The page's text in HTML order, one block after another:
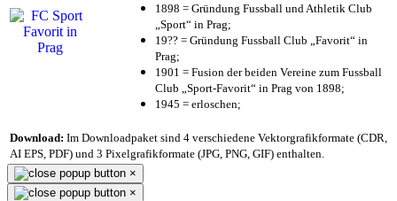
1898 = Gründung Fussball und Athletik Club
„Sport“ in Prag;
19?? = Gründung Fussball Club „Favorit“ in
Prag;
1901 = Fusion der beiden Vereine zum Fussball
Club „Sport-Favorit“ in Prag von 1898;
1945 = erloschen;
Download: Im Downloadpaket sind 4 verschiedene Vektorgrafikformate (CDR,
AI EPS, PDF) und 3 Pixelgrafikformate (JPG, PNG, GIF) enthalten.
×
×